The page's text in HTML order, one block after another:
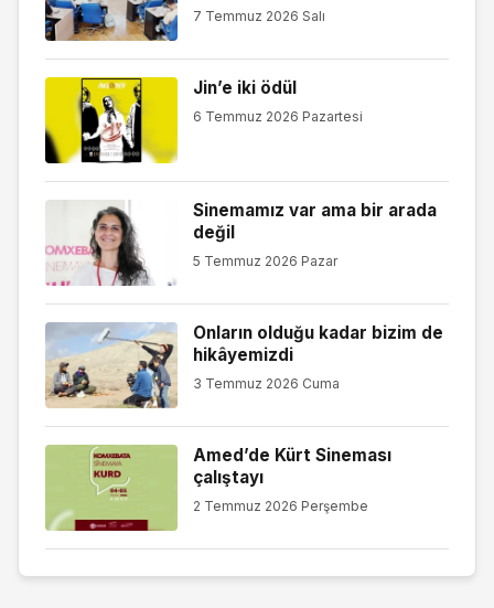
7 Temmuz 2026 Salı
Jin’e iki ödül
6 Temmuz 2026 Pazartesi
Sinemamız var ama bir arada
değil
5 Temmuz 2026 Pazar
Onların olduğu kadar bizim de
hikâyemizdi
3 Temmuz 2026 Cuma
Amed’de Kürt Sineması
çalıştayı
2 Temmuz 2026 Perşembe